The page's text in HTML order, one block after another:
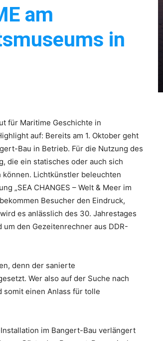
am
in
für Maritime Geschichte in
auf: Bereits am 1. Oktober geht
Bau in Betrieb. Für die Nutzung des
die ein statisches oder auch sich
Lichtkünstler beleuchten
„SEA CHANGES – Welt & Meer im
Besucher den Eindruck,
es anlässlich des 30. Jahrestages
den Gezeitenrechner aus DDR-
denn der sanierte
Wer also auf der Suche nach
somit einen Anlass für tolle
im Bangert-Bau verlängert